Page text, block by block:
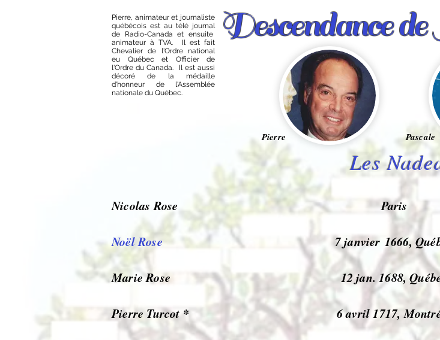
Pierre, animateur et journaliste
québécois est au télé journal
de Radio-Canada et ensuite
animateur à TVA. Il est fait
Chevalier de l'Ordre national
eu Québec et Officier de
l'Ordre du Canada. Il est aussi
décoré de la médaille
d'honneur de l'Assemblée
nationale du Québec.
Descendance
Pierre Pascale
Les
Nicolas Rose
Noël Rose
Marie Rose
Pierre Turcot *
Paris
7 janvier 1666,
12 jan. 1688,
6 avril 1717,